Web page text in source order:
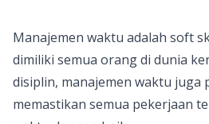
Manajemen waktu adalah soft
dimiliki semua orang di dunia
disiplin, manajemen waktu juga
memastikan semua pekerjaan